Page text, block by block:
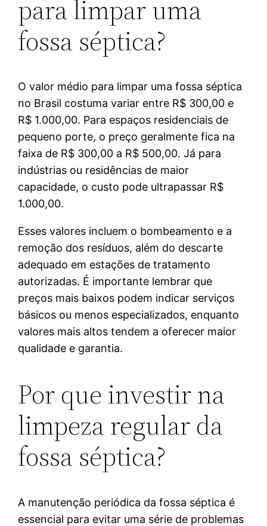
para limpar uma
fossa séptica?
O valor médio para limpar uma fossa séptica
no Brasil costuma variar entre R$ 300,00 e
R$ 1.000,00. Para espaços residenciais de
pequeno porte, o preço geralmente fica na
faixa de R$ 300,00 a R$ 500,00. Já para
indústrias ou residências de maior
capacidade, o custo pode ultrapassar R$
1.000,00.
Esses valores incluem o bombeamento e a
remoção dos resíduos, além do descarte
adequado em estações de tratamento
autorizadas. É importante lembrar que
preços mais baixos podem indicar serviços
básicos ou menos especializados, enquanto
valores mais altos tendem a oferecer maior
qualidade e garantia.
Por que investir na
limpeza regular da
fossa séptica?
A manutenção periódica da fossa séptica é
essencial para evitar uma série de problemas